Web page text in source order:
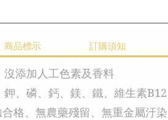
商品標示 訂購須知
添加人工色素及香料
、磷、鈣、鎂、鐵、維生素
格、無農藥殘留、無重金屬汙染